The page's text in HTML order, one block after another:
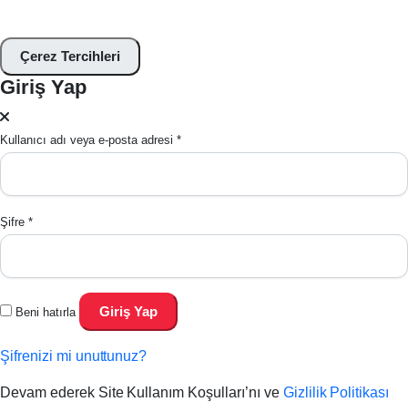
Çerez Tercihleri
Giriş Yap
Kullanıcı adı veya e-posta adresi *
Şifre *
Beni hatırla Giriş Yap
Şifrenizi mi unuttunuz?
Devam ederek Site Kullanım Koşulları’nı ve Gizlilik Politikası